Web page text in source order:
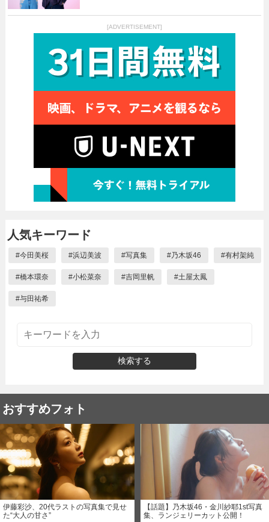
[ADVERTISEMENT]
人気キーワード
#今田美桜 #浜辺美波 #写真集 #乃木坂46 #有村架純
#橋本環奈 #小松菜奈 #吉岡里帆 #土屋太鳳
#与田祐希
検索する
おすすめフォト
伊藤彩沙、20代ラストの写真集で見せ
た“大人の甘さ”
【話題】乃木坂46・金川紗耶1st写真
集、ランジェリーカット公開！